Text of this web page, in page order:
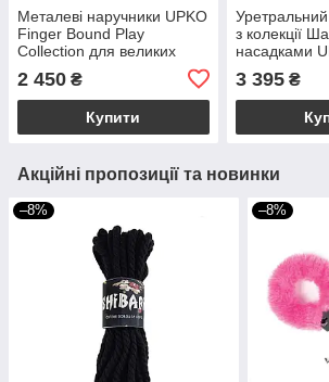
Металеві наручники UPKO
Finger Bound Play
Collection для великих
2 450 ₴
Купити
Уретральний
з колекції
насадками
3 395₴
Акційні пропозиції та новинки
–8% –8%